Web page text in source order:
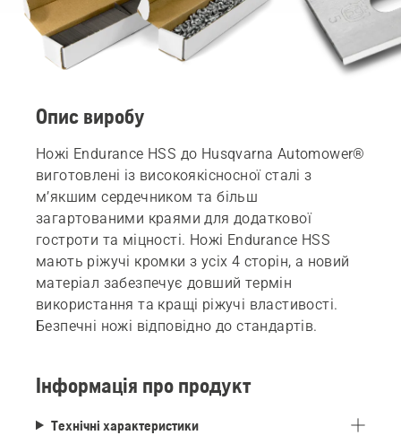
Опис виробу
Ножі Endurance HSS до Husqvarna Automower®
виготовлені із високоякісносної сталі з
м’якшим сердечником та більш
загартованими краями для додаткової
гостроти та міцності. Ножі Endurance HSS
мають ріжучі кромки з усіх 4 сторін, а новий
матеріал забезпечує довший термін
використання та кращі ріжучі властивості.
Безпечні ножі відповідно до стандартів.
Інформація про продукт
Технічні характеристики